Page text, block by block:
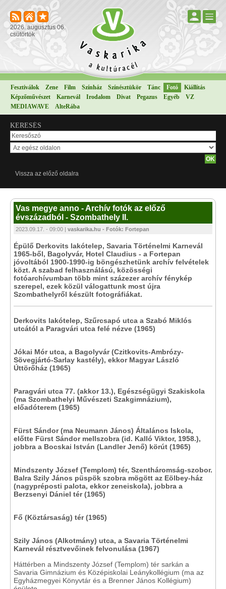
2026. augusztus 06.
csütörtök
Fesztiválok Zene Film Színház Színésztükör Tánc Fotó
Kiállítás
Képzőművészet
Karnevál Irodalom Divat Pegazus Egyéb
VZ
MEDIAWAVE
AlteRába
KERESÉS
Vissza az előző oldalra
Vas megye anno - Archív fotók az előző
évszázadból - Szombathely II.
2023.09.17. - 09:00 | vaskarika.hu - Fotók: Fortepan
Épülő Derkovits lakótelep, Savaria Történelmi Karnevál
1965-ből, Bagolyvár, Hotel Claudius - a Fortepan
jóvoltából 1900-1990-ig böngészhetünk archív felvételek
közt. A szabad felhasználású, közösségi
fotóarchívumban több mint százezer archív fénykép
szerepel, ezek közül válogattunk most újra
Szombathelyről készült fotográfiákat.
Derkovits lakótelep, Szűrcsapó utca a Szabó Miklós
utcától a Paragvári utca felé nézve (1965)
Jókai Mór utca, a Bagolyvár (Czitkovits-Ambrózy-
Sövegjártó-Sarlay kastély), ekkor Magyar László
Úttörőház (1965)
Paragvári utca 77. (akkor 13.), Egészségügyi Szakiskola
(ma Szombathelyi Művészeti Szakgimnázium),
előadóterem (1965)
Fürst Sándor (ma Neumann János) Általános Iskola,
előtte Fürst Sándor mellszobra (id. Kalló Viktor, 1958.),
jobbra a Bocskai István (Landler Jenő) körút (1965)
Mindszenty József (Templom) tér, Szentháromság-szobor.
Balra Szily János püspök szobra mögött az Eölbey-ház
(nagypréposti palota, ekkor zeneiskola), jobbra a
Berzsenyi Dániel tér (1965)
Fő (Köztársaság) tér (1965)
Szily János (Alkotmány) utca, a Savaria Történelmi
Karnevál résztvevőinek felvonulása (1967)
Háttérben a Mindszenty József (Templom) tér sarkán a
Savaria Gimnázium és Középiskolai Leánykollégium (ma az
Egyházmegyei Könyvtár és a Brenner János Kollégium)